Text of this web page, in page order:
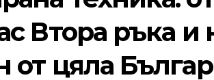
Втора ръка
от цяла